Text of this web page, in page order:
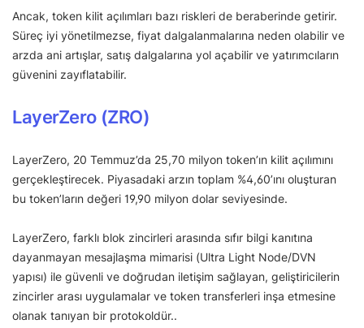
Ancak, token kilit açılımları bazı riskleri de beraberinde getirir.
Süreç iyi yönetilmezse, fiyat dalgalanmalarına neden olabilir ve
arzda ani artışlar, satış dalgalarına yol açabilir ve yatırımcıların
güvenini zayıflatabilir.
LayerZero (ZRO)
LayerZero, 20 Temmuz’da 25,70 milyon token’ın kilit açılımını
gerçekleştirecek. Piyasadaki arzın toplam %4,60’ını oluşturan
bu token’ların değeri 19,90 milyon dolar seviyesinde.
LayerZero, farklı blok zincirleri arasında sıfır bilgi kanıtına
dayanmayan mesajlaşma mimarisi (Ultra Light Node/DVN
yapısı) ile güvenli ve doğrudan iletişim sağlayan, geliştiricilerin
zincirler arası uygulamalar ve token transferleri inşa etmesine
olanak tanıyan bir protokoldür..